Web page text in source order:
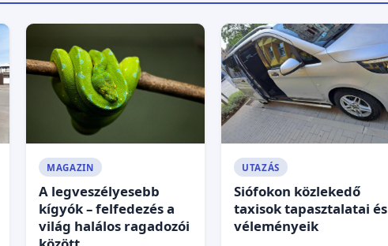
MAGAZIN
A legveszélyesebb
kígyók – felfedezés a
világ halálos ragadozói
UTAZÁS
Siófokon közlekedő
taxisok tapasztalatai és
véleményeik